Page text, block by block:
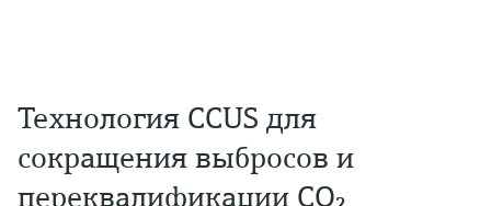
Технология CCUS для
сокращения выбросов и
переквалификации CO₂